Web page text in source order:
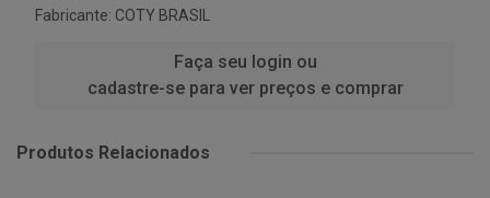
Fabricante: COTY BRASIL
Faça seu login ou
cadastre-se para ver preços e comprar
Produtos Relacionados